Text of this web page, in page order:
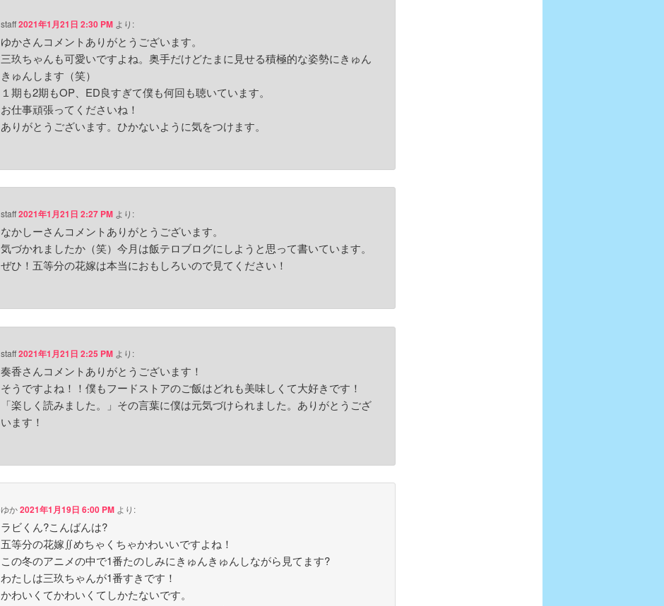
staff2021年1月21日 2:30 PM より:
ゆかさんコメントありがとうございます。
三玖ちゃんも可愛いですよね。奥手だけどたまに見せる積極的な姿勢にきゅん
きゅんします（笑）
１期も2期もOP、ED良すぎて僕も何回も聴いています。
お仕事頑張ってくださいね！
ありがとうございます。ひかないように気をつけます。
staff2021年1月21日 2:27 PM より:
なかしーさんコメントありがとうございます。
気づかれましたか（笑）今月は飯テロブログにしようと思って書いています。
ぜひ！五等分の花嫁は本当におもしろいので見てください！
staff2021年1月21日 2:25 PM より:
奏香さんコメントありがとうございます！
そうですよね！！僕もフードストアのご飯はどれも美味しくて大好きです！
「楽しく読みました。」その言葉に僕は元気づけられました。ありがとうござ
います！
ゆか2021年1月19日 6:00 PM より:
ラビくん?こんばんは?
五等分の花嫁∬めちゃくちゃかわいいですよね！
この冬のアニメの中で1番たのしみにきゅんきゅんしながら見てます?
わたしは三玖ちゃんが1番すきです！
かわいくてかわいくてしかたないです。